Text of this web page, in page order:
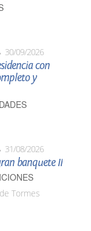
30/09/2026
con
y
31/08/2026
banquete II
Tormes